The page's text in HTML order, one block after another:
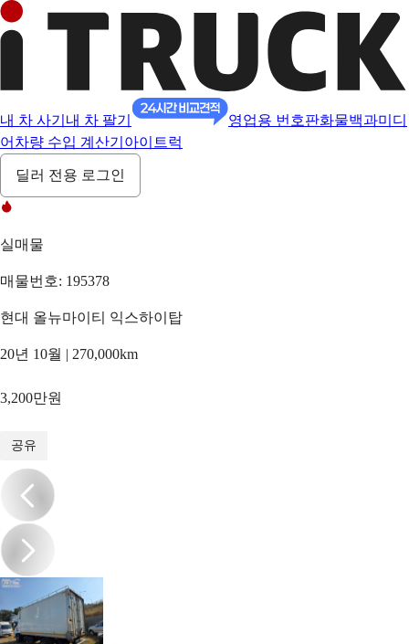
내 차 사기 내 차 팔기 영업용 번호판화물백과미디
어 차량 수입 계산기 아이트럭
딜러 전용 로그인
실매물
매물번호: 195378
현대 올뉴마이티 익스하이탑
20년 10월 | 270,000km
3,200만원
공유
/18